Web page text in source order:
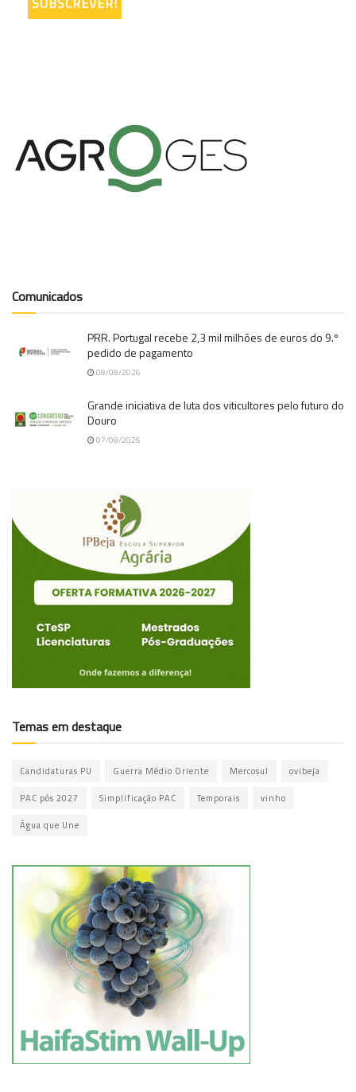
Comunicados
PRR. Portugal recebe 2,3 mil milhões de euros do 9.º
pedido de pagamento
08/08/2026
Grande iniciativa de luta dos viticultores pelo futuro do
Douro
07/08/2026
Temas em destaque
Candidaturas PU Guerra Médio Oriente Mercosul ovibeja
PAC pós 2027 Simplificação PAC Temporais vinho
Água que Une